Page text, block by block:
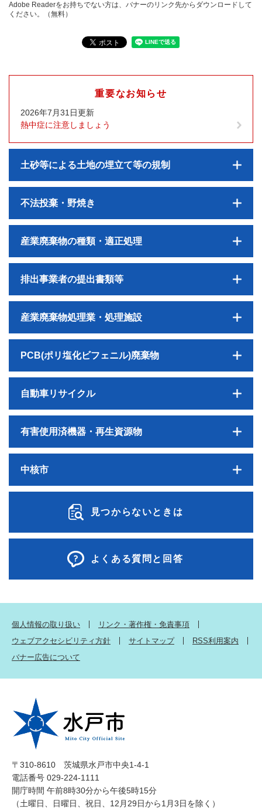
Adobe Readerをお持ちでない方は、バナーのリンク先からダウンロードして
ください。（無料）
重要なお知らせ
2026年7月31日更新
熱中症に注意しましょう
土砂等による土地の埋立て等の規制
不法投棄・野焼き
産業廃棄物の種類・適正処理
排出事業者の提出書類等
産業廃棄物処理業・処理施設
PCB(ポリ塩化ビフェニル)廃棄物
自動車リサイクル
有害使用済機器・再生資源物
中核市
見つからないときは
よくある質問と回答
個人情報の取り扱い
リンク・著作権・免責事項
ウェブアクセシビリティ方針
サイトマップ
RSS利用案内
バナー広告について
〒310-8610 茨城県水戸市中央1-4-1
電話番号 029-224-1111
開庁時間 午前8時30分から午後5時15分
（土曜日、日曜日、祝日、12月29日から1月3日を除く）